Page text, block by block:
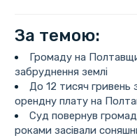
За темою:
Громаду на
забруднення землі
До 12 тисяч гривень
орендну плату на
Суд повернув
роками засівали